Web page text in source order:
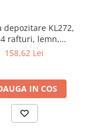
depozitare KL272,
rafturi, lemn,
natur
158,62 Lei
IN COS